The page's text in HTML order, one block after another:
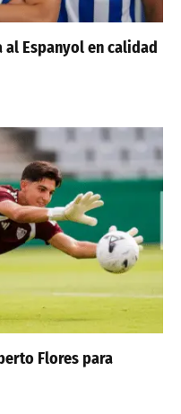
al Espanyol en calidad
Flores para